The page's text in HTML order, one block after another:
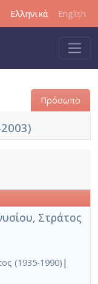
Ελληνικά English
Πρόσωπο
Στράτος
(1935-1990) |